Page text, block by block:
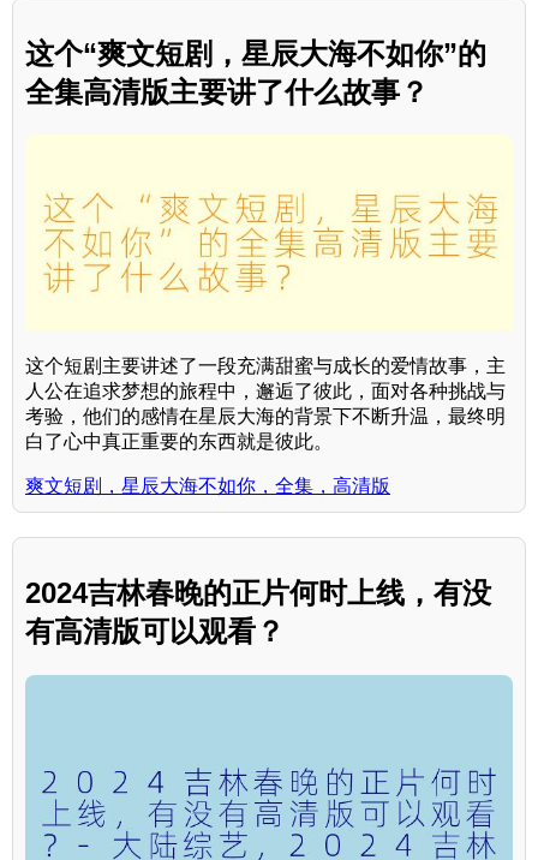
这个“爽文短剧，星辰大海不如你”的
全集高清版主要讲了什么故事？
这个短剧主要讲述了一段充满甜蜜与成长的爱情故事，主
人公在追求梦想的旅程中，邂逅了彼此，面对各种挑战与
考验，他们的感情在星辰大海的背景下不断升温，最终明
白了心中真正重要的东西就是彼此。
爽文短剧，星辰大海不如你，全集，高清版
2024吉林春晚的正片何时上线，有没
有高清版可以观看？